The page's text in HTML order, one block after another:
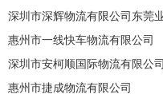
惠州市一线快车物流有限公司
深圳市安柯顺国际物流有限公司
惠州市捷成物流有限公司